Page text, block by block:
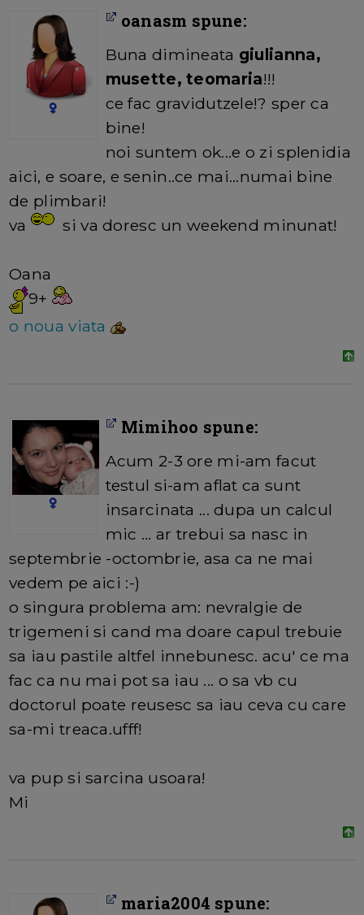
oanasm spune:
Buna dimineata giulianna,
musette, teomaria!!!
ce fac gravidutzele!? sper ca
bine!
noi suntem ok...e o zi splenidia
aici, e soare, e senin..ce mai...numai bine
de plimbari!
va
si va doresc un weekend minunat!
Oana
9+
o noua viata
Mimihoo spune:
Acum 2-3 ore mi-am facut
testul si-am aflat ca sunt
insarcinata ... dupa un calcul
mic ... ar trebui sa nasc in
septembrie -octombrie, asa ca ne mai
vedem pe aici :-)
o singura problema am: nevralgie de
trigemeni si cand ma doare capul trebuie
sa iau pastile altfel innebunesc. acu' ce ma
fac ca nu mai pot sa iau ... o sa vb cu
doctorul poate reusesc sa iau ceva cu care
sa-mi treaca.ufff!
va pup si sarcina usoara!
Mi
maria2004 spune: